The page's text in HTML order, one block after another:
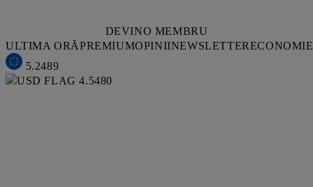
DEVINO MEMBRU
ULTIMA ORĂPREMIUMOPINIINEWSLETTERECONOMIE
5.2489
4.5480